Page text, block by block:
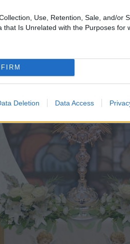
that Is Unrelated with the Purposes for
Deletion Data Access